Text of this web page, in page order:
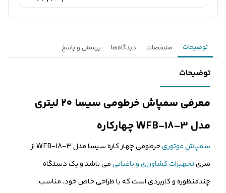
توضیحات مشخصات دیدگاه‌ها پرسش و پاسخ
توضیحات
معرفی سمپاش خرطومی سیسا ۲۰ لیتری
مدل WFB-18-3 چهارکاره
سمپاش موتوری
خرطومی چهار کاره سیسا مدل WFB-18-3 از
سریتجهیزات کشاورزی و باغبانیمی باشد و یک دستگاه
چندمنظوره و کاربردی است که با طراحی خاص خود، مناسب